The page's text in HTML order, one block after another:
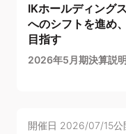
IKホールディング
へのシフトを進め
目指す
2026年5月期決算説明
開催日 2026/07/15公